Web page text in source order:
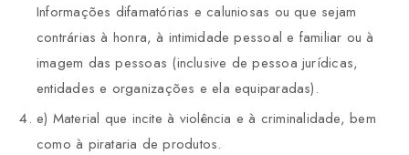
Informações difamatórias e caluniosas ou que sejam
contrárias à honra, à intimidade pessoal e familiar ou à
imagem das pessoas (inclusive de pessoa jurídicas,
entidades e organizações e ela equiparadas).
e) Material que incite à violência e à criminalidade, bem
como à pirataria de produtos.